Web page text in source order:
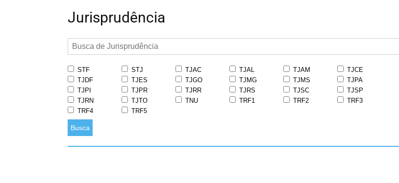
Jurisprudência
STF STJ TJAC TJAL TJAM
TJCE
TJDF
TJES TJGO TJMG TJMS
TJPA
TJPI
TJPR TJRR TJRS TJSC
TJSP
TJRN
TJTO TNU TRF1 TRF2
TRF3
TRF4
TRF5
Busca